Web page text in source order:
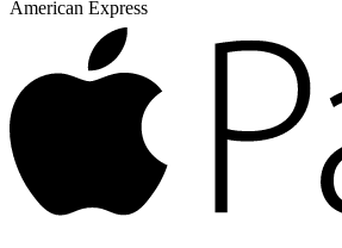
American Express